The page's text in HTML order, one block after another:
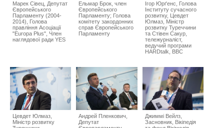
Марек Сівец, Депутат
Європейського
Парламенту (2004-
2014), Голова
правління Асоціації
"Europa Plus", Член
наглядової ради YES
Ельмар Брок, член
Європейського
Парламенту; Голова
комітету закордонних
справ Європейського
Парламенту
Ігор Юрґенс, Голова
Інституту сучасного
розвитку, Цевдет
Юлмаз, Міністр
розвитку Туреччини
та Стівен Сакур,
тележурналіст,
ведучий програми
HARDtalk, BBC
Цевдет Юлмаз,
Міністр розвитку
Андрей Пленкович,
Депутат
Джиммі Вейлз,
Засновник, Вікіпедія